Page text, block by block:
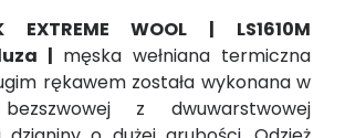
EXTREME WOOL | LS1610M
| męska wełniana termiczna
rękawem została wykonana w
z dwuwarstwowej